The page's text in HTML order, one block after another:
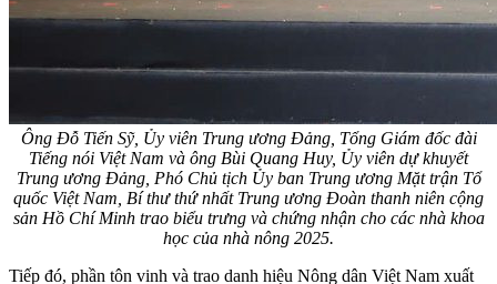
Ông Đỗ Tiến Sỹ, Ủy viên Trung ương Đảng, Tổng Giám đốc đài
Tiếng nói Việt Nam và ông Bùi Quang Huy, Ủy viên dự khuyết
Trung ương Đảng, Phó Chủ tịch Ủy ban Trung ương Mặt trận Tổ
quốc Việt Nam, Bí thư thứ nhất Trung ương Đoàn thanh niên cộng
sản Hồ Chí Minh trao biểu trưng và chứng nhận cho các nhà khoa
học của nhà nông 2025.
Tiếp đó, phần tôn vinh và trao danh hiệu Nông dân Việt Nam xuất